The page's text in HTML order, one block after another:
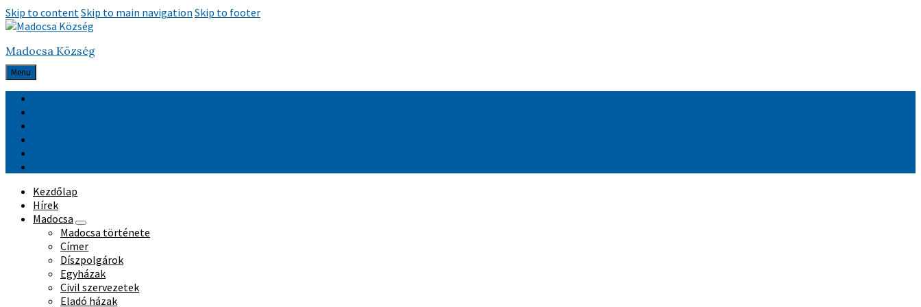
Skip to contentSkip to main navigation Skip to footer
Madocsa Község
Menu
Kezdőlap
Hírek
Madocsa
Madocsa története
Címer
Díszpolgárok
Egyházak
Civil szervezetek
Eladó házak